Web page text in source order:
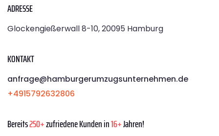
ADRESSE
Glockengießerwall 8-10, 20095 Hamburg
KONTAKT
anfrage@hamburgerumzugsunternehmen.de
+4915792632806
Bereits250+zufriedene Kunden in16+Jahren!